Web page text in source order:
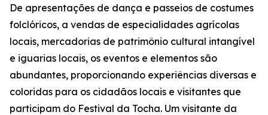
De apresentações de dança e passeios de costumes
folclóricos, a vendas de especialidades agrícolas
locais, mercadorias de patrimônio cultural intangível
e iguarias locais, os eventos e elementos são
abundantes, proporcionando experiências diversas e
coloridas para os cidadãos locais e visitantes que
participam do Festival da Tocha. Um visitante da